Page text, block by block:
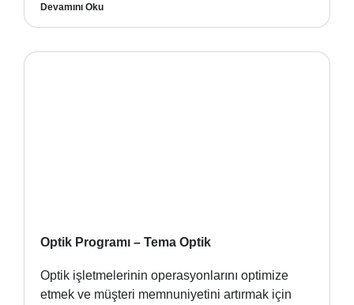
Devamını Oku
Optik Programı – Tema Optik
Optik işletmelerinin operasyonlarını optimize
etmek ve müşteri memnuniyetini artırmak için